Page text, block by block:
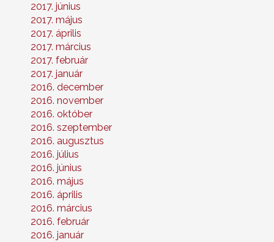
2017. június
2017. május
2017. április
2017. március
2017. február
2017. január
2016. december
2016. november
2016. október
2016. szeptember
2016. augusztus
2016. július
2016. június
2016. május
2016. április
2016. március
2016. február
2016. január